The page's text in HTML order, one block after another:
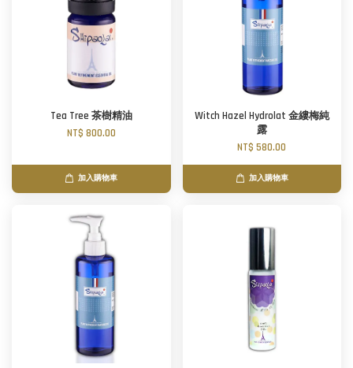
Tea Tree 茶樹精油
NT$ 800.00
加入購物車
Witch Hazel Hydrolat 金縷梅純
露
NT$ 580.00
加入購物車